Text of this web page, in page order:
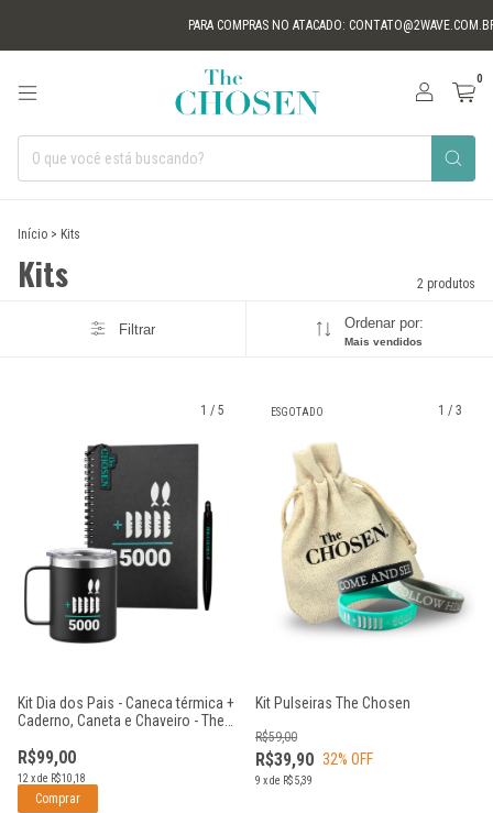
PARA COMPRAS NO ATACADO:CONTATO@2WAVE.COM.BR
0
Início > Kits
Kits 2 produtos
Filtrar Ordenar por:
Mais vendidos
1 / 5
Kit Dia dos Pais - Caneca térmica +
Caderno, Caneta e Chaveiro - The
R$99,00
12 xde R$10,18
1 / 3
ESGOTADO
Kit Pulseiras The Chosen
R$39,90
R$59,00
32% OFF
9 xde R$5,39